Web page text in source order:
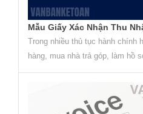
Mẫu Giấy Xác Nhận Thu
Trong nhiều thủ tục hành chính
hàng, mua nhà trả góp, làm hồ